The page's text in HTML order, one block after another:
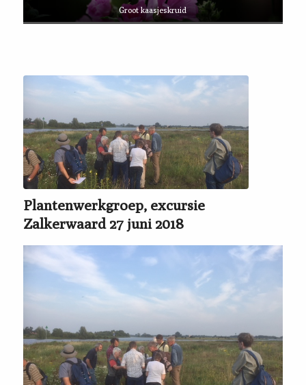
Groot kaasjeskruid
Plantenwerkgroep, excursie
Zalkerwaard 27 juni 2018